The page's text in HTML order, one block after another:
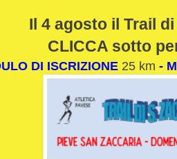
Il 4 agosto il Trail
CLICCA sotto
DI ISCRIZIONE 25 km -